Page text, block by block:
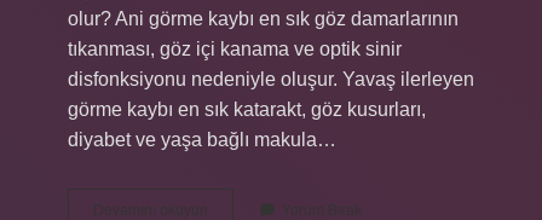
olur? Ani görme kaybı en sık göz damarlarının
tıkanması, göz içi kanama ve optik sinir
disfonksiyonu nedeniyle oluşur. Yavaş ilerleyen
görme kaybı en sık katarakt, göz kusurları,
diyabet ve yaşa bağlı makula…
Devamını okuyun Yorum Bırak